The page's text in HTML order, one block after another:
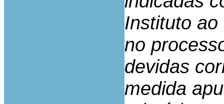
Instituto
no
devidas
medida